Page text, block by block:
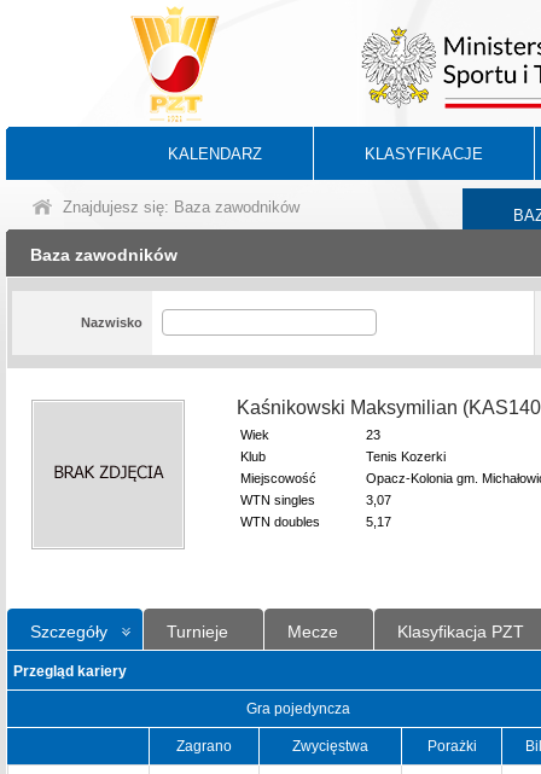
KALENDARZ KLASYFIKACJE
Znajdujesz się: Baza zawodników
Baza zawodników
Nazwisko
Kaśnikowski Maksymilian
Wiek
23
Klub
Tenis Kozerki
Miejscowość
Opacz-Kolonia gm.
WTN singles
3,07
WTN doubles
5,17
Szczegóły Turnieje Mecze Klasyfikacja PZT
Przegląd kariery
Gra pojedyncza
Zagrano Zwycięstwa Porażki